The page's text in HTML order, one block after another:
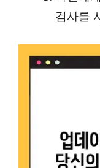
검사를